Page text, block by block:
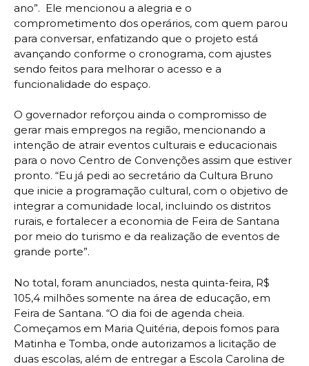
ano”. Ele mencionou a alegria e o
comprometimento dos operários, com quem parou
para conversar, enfatizando que o projeto está
avançando conforme o cronograma, com ajustes
sendo feitos para melhorar o acesso e a
funcionalidade do espaço.
O governador reforçou ainda o compromisso de
gerar mais empregos na região, mencionando a
intenção de atrair eventos culturais e educacionais
para o novo Centro de Convenções assim que estiver
pronto. “Eu já pedi ao secretário da Cultura Bruno
que inicie a programação cultural, com o objetivo de
integrar a comunidade local, incluindo os distritos
rurais, e fortalecer a economia de Feira de Santana
por meio do turismo e da realização de eventos de
grande porte”.
No total, foram anunciados, nesta quinta-feira, R$
105,4 milhões somente na área de educação, em
Feira de Santana. “O dia foi de agenda cheia.
Começamos em Maria Quitéria, depois fomos para
Matinha e Tomba, onde autorizamos a licitação de
duas escolas, além de entregar a Escola Carolina de